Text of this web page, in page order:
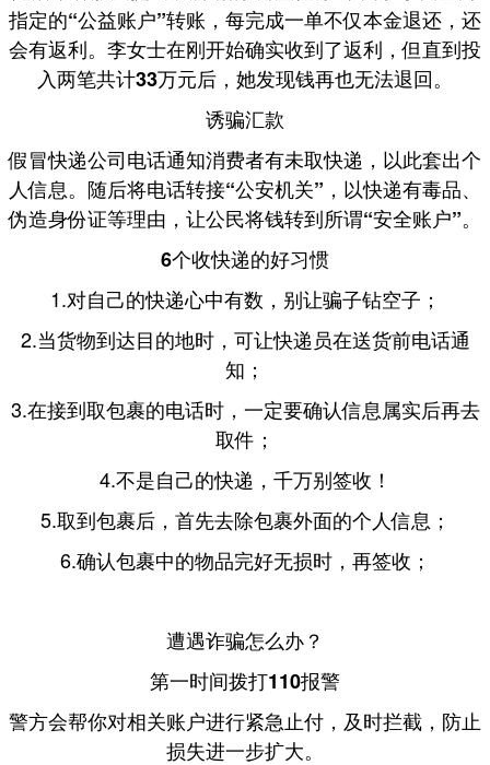
指定的“公益账户”转账 ，每完成一单不仅本金退还，还
会有返利。李女士在刚开始确实收到了返利，但直到投
入两笔共计33万元后，她发现钱再也无法退回。
诱骗汇款
假冒快递公司电话通知消费者有未取快递，以此套出个
人信息。随后将电话转接“公安机关” ，以快递有毒品、
伪造身份证等理由，让公民将钱转到所谓“安全账户”。
6个收快递的好习惯
1.对自己的快递心中有数 ，别让骗子钻空子；
2.当货物到达目的地时，可让快递员在送货前电话通
知 ；
3.在接到取包裹的电话时，一定要确认信息属实后再去
取件；
4.不是自己的快递，千万别签收！
5.取到包裹后，首先去除包裹外面的个人信息 ；
6.确认包裹中的物品完好无损时，再签收；
遭遇诈骗怎么办？
第一时间拨打110报警
警方会帮你对相关账户进行紧急止付， 及时拦截 ，防止
损失进一步扩大。